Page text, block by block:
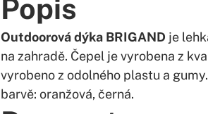
Popis
Outdoorová dýka BRIGAND je
na zahradě. Čepel je vyrobena z
vyrobeno z odolného plastu a
barvě: oranžová, černá.